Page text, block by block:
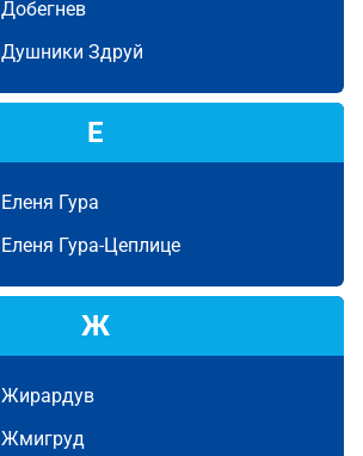
Добегнев
Душники Здруй
Е
Еленя Гура
Еленя Гура-Цеплице
Ж
Жирардув
Жмигруд